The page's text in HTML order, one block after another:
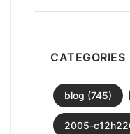
CATEGORIES
blog (745)
2005-